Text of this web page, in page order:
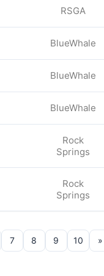
RSGA
BlueWhale
BlueWhale
BlueWhale
Rock
Springs
Rock
Springs
7 8 9 10 »